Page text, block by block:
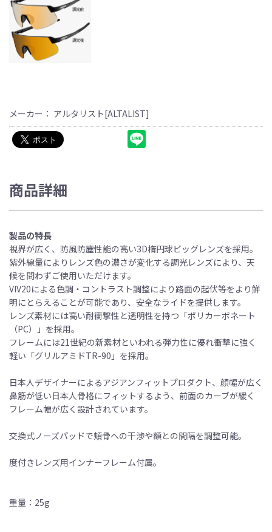
メーカー： アルタリスト[ALTALIST]
商品詳細
製品の特長
視界が広く、防風防塵性能の高い3D楕円球ビッグレンズを採用。
紫外線量によりレンズ色の濃さが変化する調光レンズにより、天
候を問わずご使用いただけます。
VIV20による色調・コントラスト調整により路面の起伏等をより鮮
明にとらえることが可能であり、安全なライドを提供します。
レンズ素材には高い耐衝撃性と透明性を持つ「ポリカーボネート
（PC）」を採用。
フレームには21世紀の新素材といわれる弾力性に優れ衝撃に強く
軽い「グリルアミドTR-90」を採用。
日本人デザイナーによるアジアンフィットプロダクト、顔幅が広く
鼻筋が低い日本人骨格にフィットするよう、前面のカーブが緩く
フレーム幅が広く設計されています。
交換式ノーズパッドで頬骨への干渉や額との間隔を調整可能。
度付きレンズ用インナーフレーム付属。
重量：25g